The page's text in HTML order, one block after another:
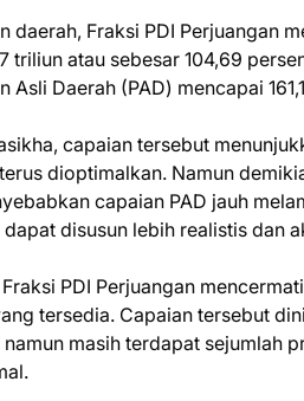
daerah, Fraksi PDI Perjuangan
triliun atau sebesar 104,69
Asli Daerah (PAD) mencapai
capaian tersebut
dioptimalkan. Namun
capaian PAD jauh
disusun lebih realistis dan
PDI Perjuangan
tersedia. Capaian tersebut
masih terdapat sejumlah